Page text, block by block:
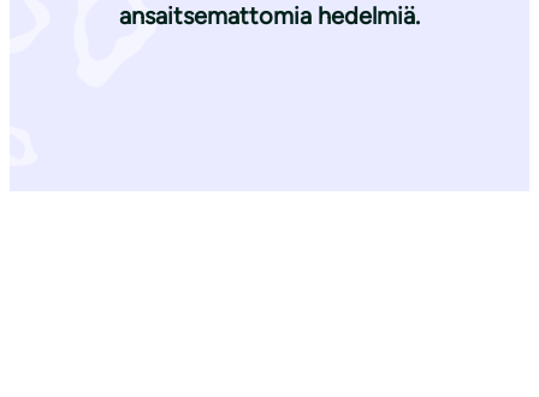
ansaitsemattomia hedelmiä.